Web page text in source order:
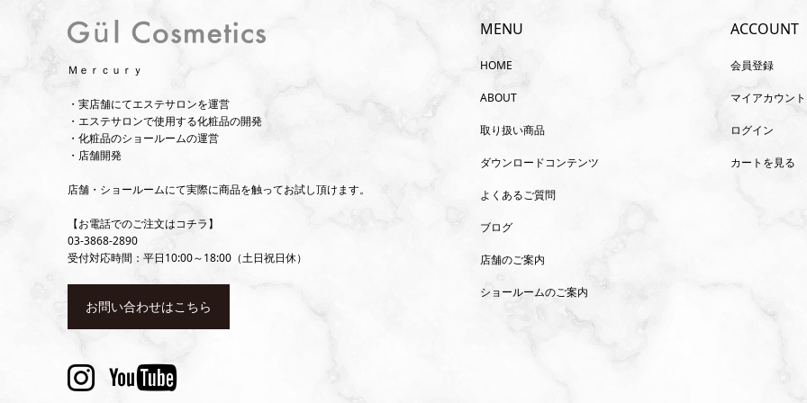
Ｍｅｒｃｕｒｙ
・実店舗にてエステサロンを運営
・エステサロンで使用する化粧品の開発
・化粧品のショールームの運営
・店舗開発
店舗・ショールームにて実際に商品を触ってお試し頂けます。
【お電話でのご注文はコチラ】
03-3868-2890
受付対応時間：平日10:00～18:00（土日祝日休）
お問い合わせはこちら
MENU
HOME
ABOUT
取り扱い商品
ダウンロードコンテンツ
よくあるご質問
ブログ
店舗のご案内
ショールームのご案内
ACCOUNT
会員登録
マイアカウント
ログイン
カートを見る